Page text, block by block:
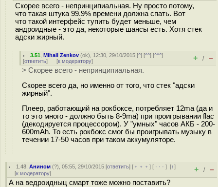
Скорее всего - непринципиальная. Ну просто потому,
что такая штука 99.9% времени должна спать. Вот
что такой интерфейс тупить будет меньше, чем
андроидные - это да, некоторые шансы есть. Хотя стек
адски жирный.
3.51 ,Mihail Zenkov (ok), 12:30, 29/10/2015 [^] [^^] [^^^]
[ответить] [к модератору] + / –
> Скорее всего - непринципиальная.
Скорее всего да, но именно от того, что стек "адски
жирный".
Плеер, работающий на рокбоксе, потребляет 12ma (да и
то это много - должно быть 8-9ma) при проигрывании flac
(декодируется процессором). У "умных" часов АКБ - 200-
600mAh. То есть рокбокс смог бы проигрывать музыку в
течении 17-50 часов при таком аккумуляторе.
1.48 ,Анином (?), 05:55, 29/10/2015 [ответить] [ ﹢﹢﹢] [ · · ·][↑]
[к модератору] + / –
А на ведроидныц смарт тоже можно поставить?